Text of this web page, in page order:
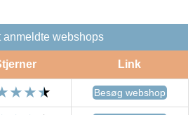
anmeldte webshops
Link
Besøg webshop